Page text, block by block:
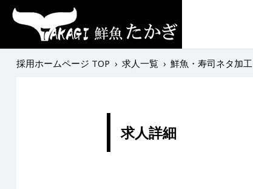
採用ホームページ TOP › 求人一覧 › 鮮魚・寿司ネタ加
求人詳細